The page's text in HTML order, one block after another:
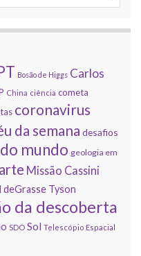
Bosão de Higgs Carlos
China ciência cometa
coronavirus
da semana desafios
mundo geologia em
Missão Cassini
deGrasse Tyson
da descoberta
SDO Sol Telescópio Espacial